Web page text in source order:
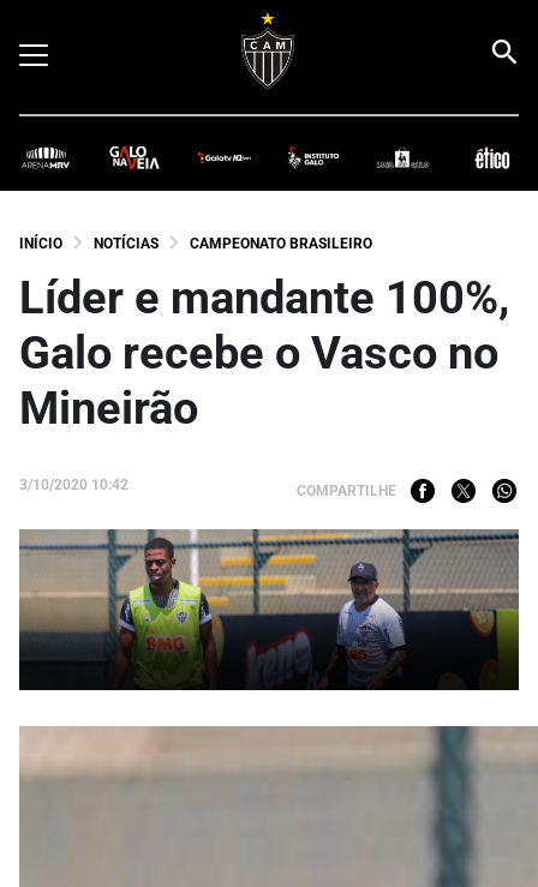
INÍCIO NOTÍCIAS CAMPEONATO BRASILEIRO
Líder e mandante 100%,
Galo recebe o Vasco no
Mineirão
3/10/2020 10:42 COMPARTILHE